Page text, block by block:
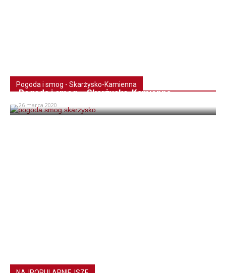
Pogoda i smog - Skarżysko-Kamienna
Pogoda i smog – Skarżysko-Kamienna
26 marca 2020